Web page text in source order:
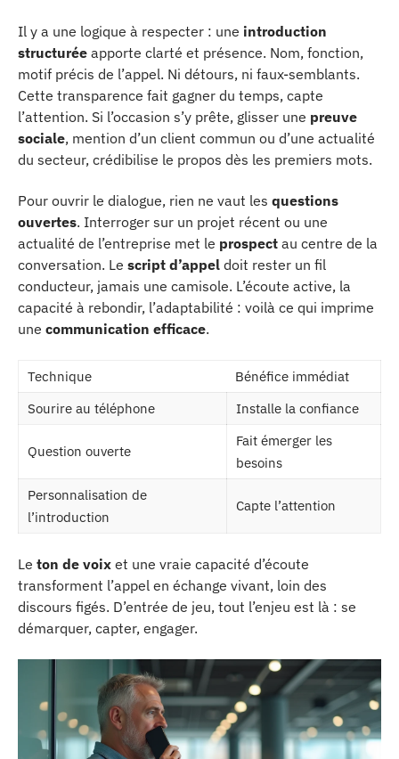
Il y a une logique à respecter : une introduction
structurée apporte clarté et présence. Nom, fonction,
motif précis de l’appel. Ni détours, ni faux-semblants.
Cette transparence fait gagner du temps, capte
l’attention. Si l’occasion s’y prête, glisser une preuve
sociale, mention d’un client commun ou d’une actualité
du secteur, crédibilise le propos dès les premiers mots.
Pour ouvrir le dialogue, rien ne vaut les questions
ouvertes. Interroger sur un projet récent ou une
actualité de l’entreprise met le prospect au centre de la
conversation. Le script d’appel doit rester un fil
conducteur, jamais une camisole. L’écoute active, la
capacité à rebondir, l’adaptabilité : voilà ce qui imprime
une communication efficace.
Technique
Bénéfice immédiat
Sourire au téléphone
Installe la confiance
Question ouverte
Fait émerger les
besoins
Personnalisation de
l’introduction
Capte l’attention
Le ton de voix et une vraie capacité d’écoute
transforment l’appel en échange vivant, loin des
discours figés. D’entrée de jeu, tout l’enjeu est là : se
démarquer, capter, engager.